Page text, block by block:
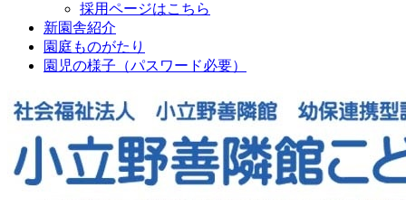
採用ページはこちら
新園舎紹介
園庭ものがたり
園児の様子（パスワード必要）